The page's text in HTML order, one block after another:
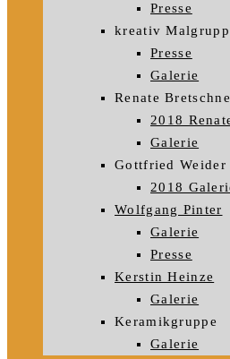
Presse
kreativ
Presse
Galerie
Renate
2018
Galerie
Gottfried Weider
2018
Wolfgang Pinter
Galerie
Presse
Kerstin Heinze
Galerie
Keramikgruppe
Galerie